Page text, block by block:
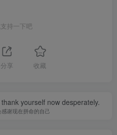
持一下吧
分享 收藏
yourself now desperately.
谢现在拼命的自己